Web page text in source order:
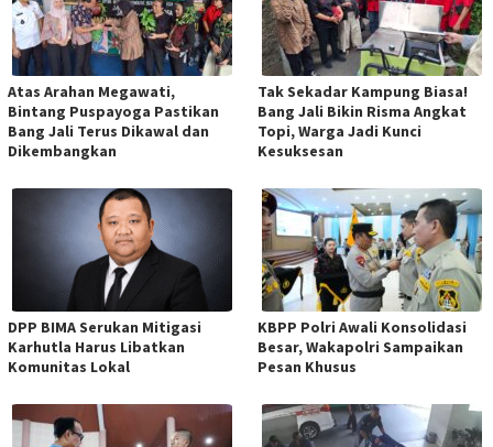
Atas Arahan Megawati,
Bintang Puspayoga Pastikan
Bang Jali Terus Dikawal dan
Dikembangkan
Tak Sekadar Kampung Biasa!
Bang Jali Bikin Risma Angkat
Topi, Warga Jadi Kunci
Kesuksesan
DPP BIMA Serukan Mitigasi
Karhutla Harus Libatkan
Komunitas Lokal
KBPP Polri Awali Konsolidasi
Besar, Wakapolri Sampaikan
Pesan Khusus